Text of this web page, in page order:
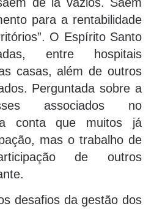
para a rentabilidade
O Espírito Santo
entre hospitais
casas, além de outros
Perguntada sobre a
associados no
conta que muitos já
mas o trabalho de
de outros
desafios da gestão dos